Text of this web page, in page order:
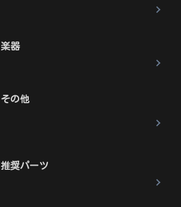
楽器
その他
推奨パーツ